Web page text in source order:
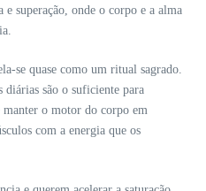
superação, onde o corpo e a alma
se quase como um ritual sagrado.
diárias são o suficiente para
o motor do corpo em
com a energia que os